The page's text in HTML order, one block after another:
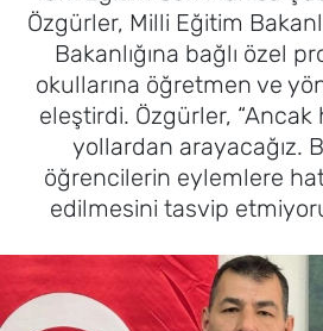
Özgürler, Milli Eğitim
Bakanlığına bağlı özel
okullarına öğretmen ve
eleştirdi. Özgürler, “Ancak
yollardan arayacağız.
öğrencilerin eylemlere
edilmesini tasvip
SAĞLIK
YAŞAM
MAGAZİN
Son Dakika Haberleri
Haber Arşivi